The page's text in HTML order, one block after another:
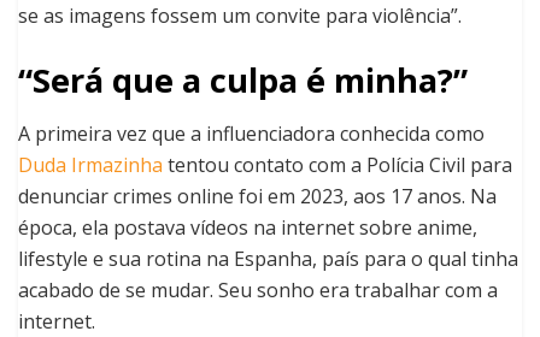
se as imagens fossem um convite para violência”.
“Será que a culpa é minha?”
A primeira vez que a influenciadora conhecida como
Duda Irmazinha tentou contato com a Polícia Civil para
denunciar crimes online foi em 2023, aos 17 anos. Na
época, ela postava vídeos na internet sobre anime,
lifestyle e sua rotina na Espanha, país para o qual tinha
acabado de se mudar. Seu sonho era trabalhar com a
internet.